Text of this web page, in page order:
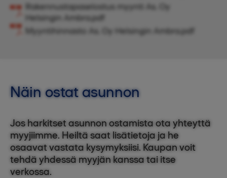
Rakennustapaselostus myynti As. Oy
Helsingin Ambra.pdf
Myyntihinnasto As. Oy Helsingin Ambra.pdf
Näin ostat asunnon
Jos harkitset asunnon ostamista ota yhteyttä
myyjiimme. Heiltä saat lisätietoja ja he
osaavat vastata kysymyksiisi. Kaupan voit
tehdä yhdessä myyjän kanssa tai itse
verkossa.